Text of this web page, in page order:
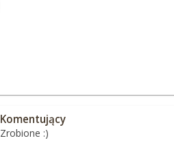
Komentujący
Zrobione :)